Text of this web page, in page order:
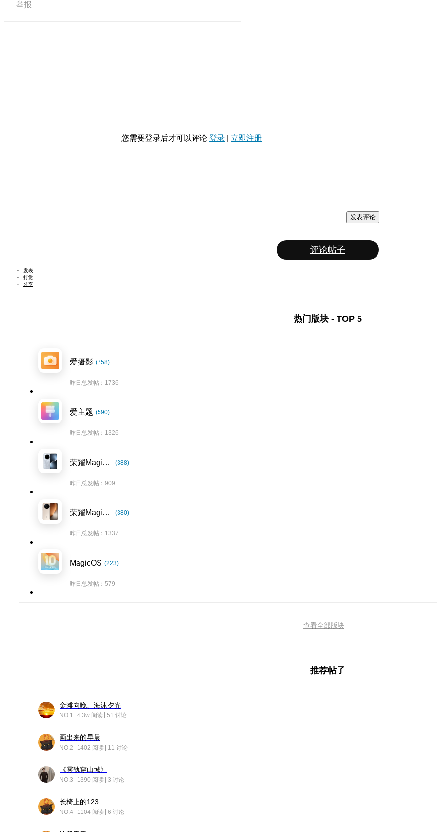
举报
您需要登录后才可以评论 登录 立即注册
发表评论
评论帖子
发表
打赏
分享
热门版块 - TOP 5
爱摄影 (758)
昨日总发帖：1736
爱主题 (590)
昨日总发帖：1326
荣耀Magic7系列 (388)
昨日总发帖：909
荣耀Magic8系列 (380)
昨日总发帖：1337
MagicOS (223)
昨日总发帖：579
查看全部版块
推荐帖子
金滩向晚、海沐夕光
NO.1 4.3w 阅读 51 讨论
画出来的早晨
NO.2 1402 阅读 11 讨论
《雾轨穿山城》
NO.3 1390 阅读 3 讨论
长椅上的123
NO.4 1104 阅读 6 讨论